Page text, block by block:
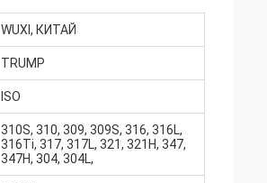
WUXI, КИТАЙ
TRUMP
ISO
310S, 310, 309, 309S, 316, 316L,
316Ti, 317, 317L, 321, 321H, 347,
347H, 304, 304L,